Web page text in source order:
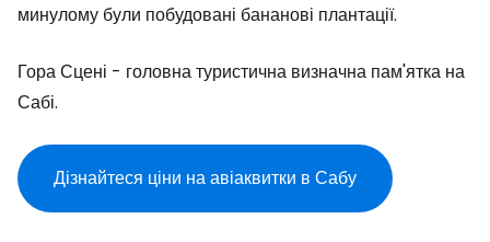
минулому були побудовані бананові плантації.
Гора Сцені - головна туристична визначна пам'ятка на
Сабі.
Дізнайтеся ціни на авіаквитки в Сабу